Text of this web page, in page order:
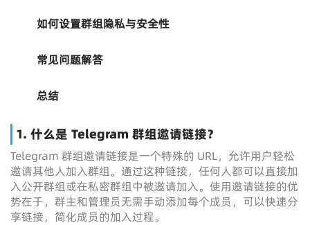
如何设置群组隐私与安全性
常见问题解答
总结
1. 什么是 Telegram 群组邀请链接？
Telegram 群组邀请链接是一个特殊的 URL，允许用户轻松
邀请其他人加入群组。通过这种链接，任何人都可以直接加
入公开群组或在私密群组中被邀请加入。使用邀请链接的优
势在于，群主和管理员无需手动添加每个成员，可以快速分
享链接，简化成员的加入过程。